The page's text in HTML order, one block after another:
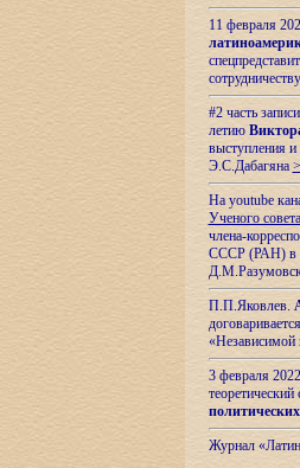
11 февраля
#2 часть
летию
выступления
Э.С.Дабагяна
На youtube
Ученого
члена-
СССР (РАН) в
П.П.Яковлев.
«Независимой
3 февраля
теоретический
Журнал